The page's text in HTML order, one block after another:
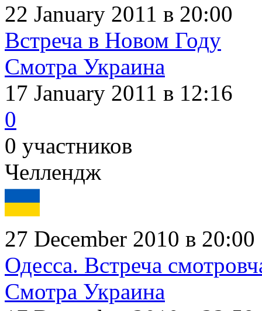
22 January 2011 в 20:00
Встреча в Новом Году
Смотра Украина
17 January 2011 в 12:16
0
0 участников
Челлендж
27 December 2010 в 20:00
Одесса. Встреча
Смотра Украина